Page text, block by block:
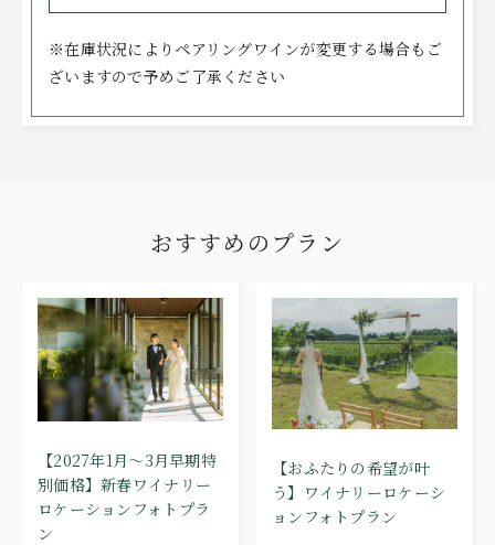
※在庫状況によりペアリングワインが変更する場合もご
ざいますので予めご了承ください
おすすめのプラン
【2027年1月～3月早期特
別価格】新春ワイナリー
ロケーションフォトプラ
ン
【おふたりの希望が叶
う】ワイナリーロケーシ
ョンフォトプラン